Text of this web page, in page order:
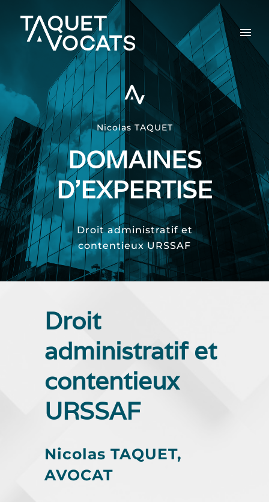
Nicolas TAQUET
DOMAINES
D’EXPERTISE
Droit administratif et
contentieux URSSAF
Droit
administratif et
contentieux
URSSAF
Nicolas TAQUET,
AVOCAT